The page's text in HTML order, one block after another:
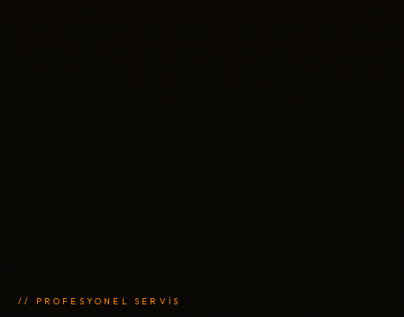
// PROFESYONEL SERVİS